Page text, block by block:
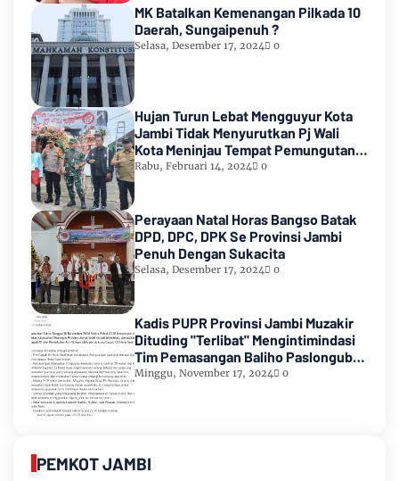
MK Batalkan Kemenangan Pilkada 10
Daerah, Sungaipenuh ?
Selasa, Desember 17, 2024 0
Hujan Turun Lebat Mengguyur Kota
Jambi Tidak Menyurutkan Pj Wali
Kota Meninjau Tempat Pemungutan
Suara Pemilu 2024
Rabu, Februari 14, 2024 0
Perayaan Natal Horas Bangso Batak
DPD, DPC, DPK Se Provinsi Jambi
Penuh Dengan Sukacita
Selasa, Desember 17, 2024 0
Kadis PUPR Provinsi Jambi Muzakir
Dituding "Terlibat" Mengintimindasi
Tim Pemasangan Baliho Paslongub
Romi-Sudirman
Minggu, November 17, 2024 0
PEMKOT JAMBI